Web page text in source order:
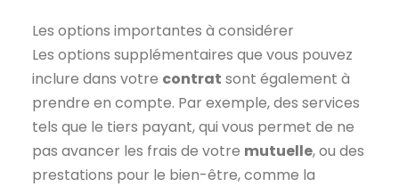
Les options importantes à considérer
Les options supplémentaires que vous pouvez
inclure dans votre contrat sont également à
prendre en compte. Par exemple, des services
tels que le tiers payant, qui vous permet de ne
pas avancer les frais de votre mutuelle, ou des
prestations pour le bien-être, comme la